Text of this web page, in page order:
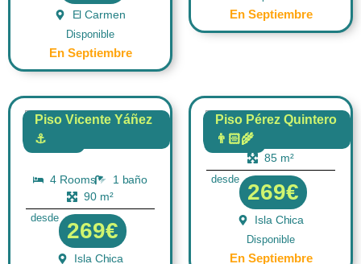
El Carmen
Disponible
En Septiembre
En Septiembre
Piso Vicente Yáñez
⚓FLAT
4 Rooms
1 baño
90 m²
desde
269€
Isla Chica
Piso Pérez Quintero
👨🏻‍🌾
FLAT
4 Rooms
85 m²
desde
269€
Isla Chica
Disponible
En Septiembre